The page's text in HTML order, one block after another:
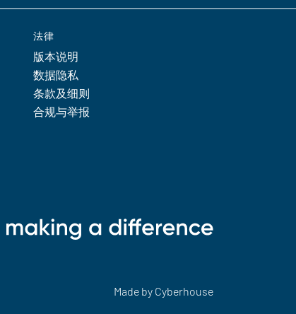
法律
版本说明
数据隐私
条款及细则
合规与举报
Made by Cyberhouse